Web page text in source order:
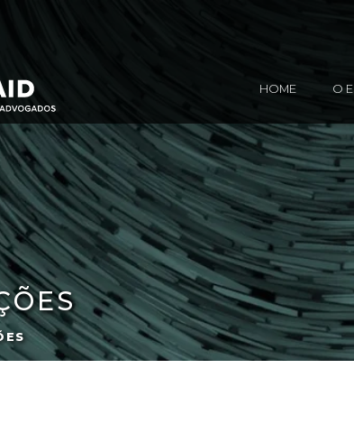
HOME O